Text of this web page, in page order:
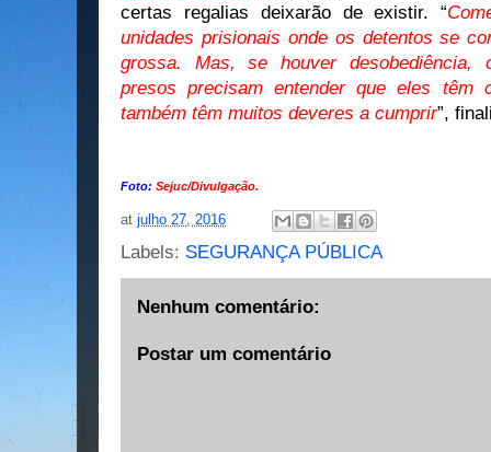
certas regalias deixarão de existir. “
unidades prisionais onde os detentos se
grossa. Mas, se houver desobediência,
presos precisam entender que eles têm
também têm muitos deveres a cumprir”,
Foto: Sejuc/Divulgação.
at julho 27, 2016
Labels: SEGURANÇA PÚBLICA
Nenhum comentário:
Postar um comentário